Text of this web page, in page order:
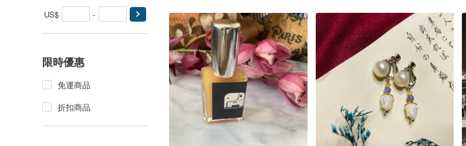
US$ -
限時優惠
免運商品
折扣商品